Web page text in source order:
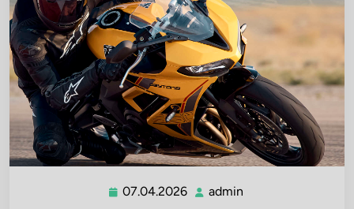
07.04.2026 07.04.2026
admin